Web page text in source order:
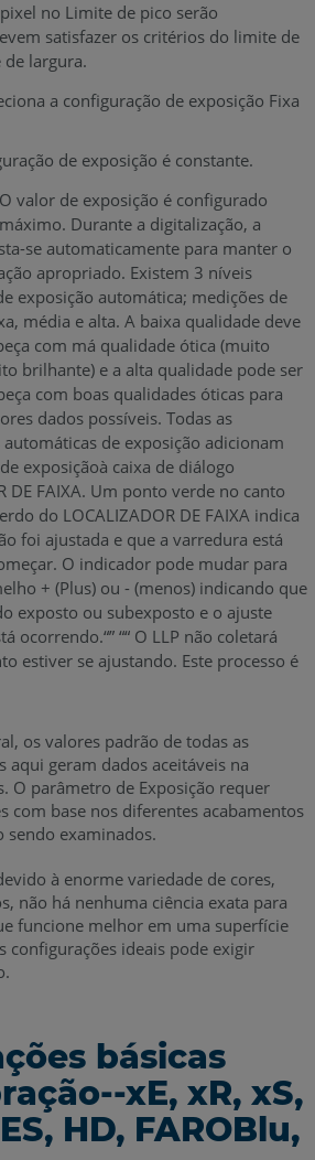
no Limite de pico serão
satisfazer os critérios do limite de
largura.
a configuração de exposição Fixa
de exposição é constante.
valor de exposição é configurado
Durante a digitalização, a
se automaticamente para manter o
apropriado. Existem 3 níveis
exposição automática; medições de
média e alta. A baixa qualidade deve
com má qualidade ótica (muito
brilhante) e a alta qualidade pode ser
com boas qualidades óticas para
dados possíveis. Todas as
de exposição adicionam
exposiçãoà caixa de diálogo
DE FAIXA. Um ponto verde no canto
do LOCALIZADOR DE FAIXA indica
foi ajustada e que a varredura está
O indicador pode mudar para
+ (Plus) ou - (menos) indicando que
exposto ou subexposto e o ajuste
ocorrendo.“” ““ O LLP não coletará
estiver se ajustando. Este processo é
os valores padrão de todas as
aqui geram dados aceitáveis na
O parâmetro de Exposição requer
com base nos diferentes acabamentos
sendo examinados.
à enorme variedade de cores,
não há nenhuma ciência exata para
funcione melhor em uma superfície
configurações ideais pode exigir
básicas
xE, xR, xS,
HD, FAROBlu,